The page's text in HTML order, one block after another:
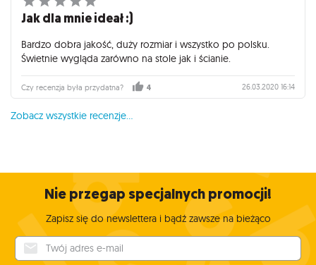
Jak dla mnie ideał :)
Bardzo dobra jakość, duży rozmiar i wszystko po polsku.
Świetnie wygląda zarówno na stole jak i ścianie.
Czy recenzja była przydatna? 4 26.03.2020 16:14
Zobacz wszystkie recenzje...
Nie przegap specjalnych promocji!
Zapisz się do newslettera i bądź zawsze na bieżąco